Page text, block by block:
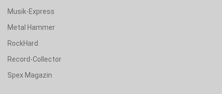
Musik-Express
Metal Hammer
RockHard
Record-Collector
Spex Magazin